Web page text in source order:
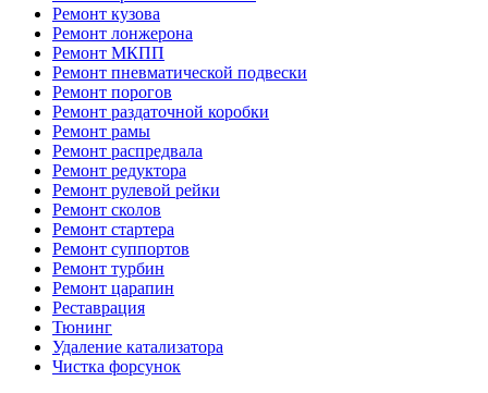
Ремонт кузова
Ремонт лонжерона
Ремонт МКПП
Ремонт пневматической подвески
Ремонт порогов
Ремонт раздаточной коробки
Ремонт рамы
Ремонт распредвала
Ремонт редуктора
Ремонт рулевой рейки
Ремонт сколов
Ремонт стартера
Ремонт суппортов
Ремонт турбин
Ремонт царапин
Реставрация
Тюнинг
Удаление катализатора
Чистка форсунок